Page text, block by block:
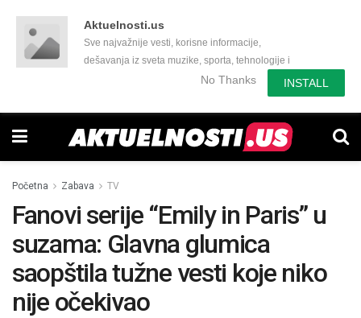
Aktuelnosti.us
Sve najvažnije vesti, korisne informacije,
dešavanja iz sveta muzike, sporta, tehnologije i
još mnogo toga zanimljivog.No Thanks INSTALL
Početna Zabava TV
Fanovi serije “Emily in Paris” u
suzama: Glavna glumica
saopštila tužne vesti koje niko
nije očekivao